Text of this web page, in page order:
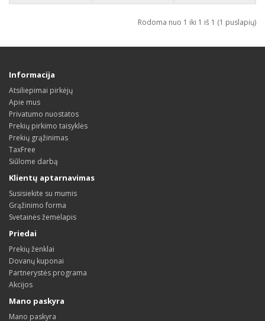
Rodoma nuo 1 iki 1 iš 1 (1 puslapių)
Informacija
Atsiliepimai pirkėjų
Apie mus
Privatumo nuostatos
Prekių pirkimo taisyklės
Prekių grąžinimas
TaxFree
Siūlome darbą
Klientų aptarnavimas
Susisiekite su mumis
Grąžinimo forma
Svetainės žemėlapis
Priedai
Prekių ženklai
Dovanų kuponai
Partnerystės programa
Akcijos
Mano paskyra
Mano paskyra